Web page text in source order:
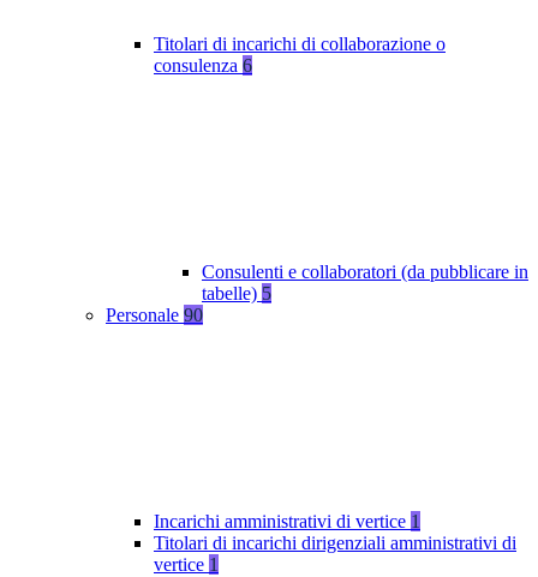
Titolari di incarichi di collaborazione o
consulenza 6
Consulenti e collaboratori (da pubblicare in
tabelle) 5
Personale 90
Incarichi amministrativi di vertice 1
Titolari di incarichi dirigenziali amministrativi di
vertice 1